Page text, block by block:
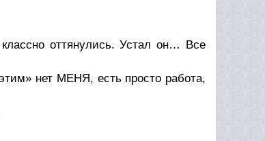
оттянулись. Устал он… Все
нет МЕНЯ, есть просто работа,